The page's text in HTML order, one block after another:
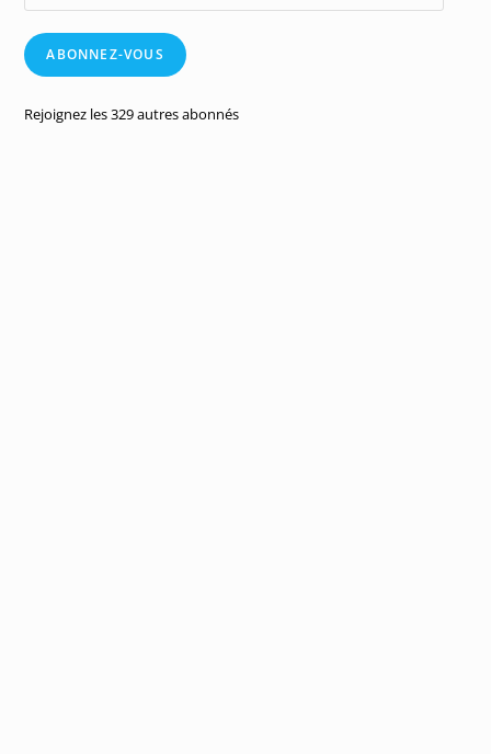
e-
mailABONNEZ-VOUS
Rejoignez les 329 autres abonnés